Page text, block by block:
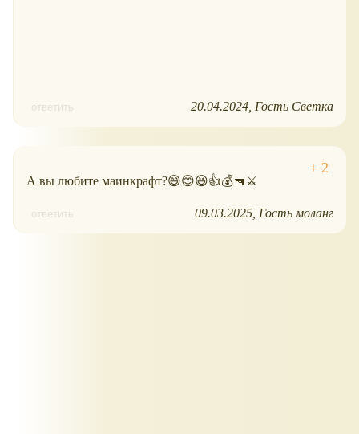
ответить 20.04.2024 Гость Светка
А вы любите маинкрафт?😄😊😆👍💰🔫⚔
ответить 09.03.2025 Гость моланг